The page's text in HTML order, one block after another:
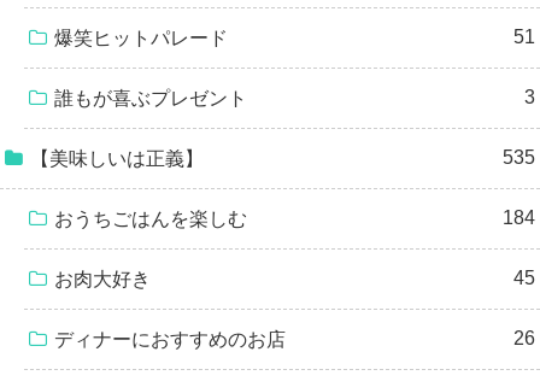
爆笑ヒットパレード 51
誰もが喜ぶプレゼント 3
【美味しいは正義】 535
おうちごはんを楽しむ 184
お肉大好き 45
ディナーにおすすめのお店 26